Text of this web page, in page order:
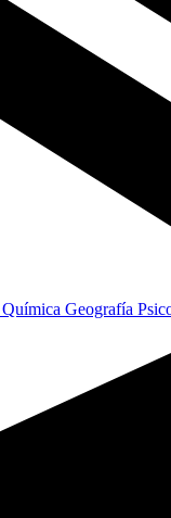
Química Geografía